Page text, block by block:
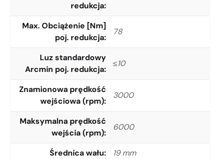
redukcja
Max. Obciążenie [Nm]
poj. redukcja
78
Luz standardowy
Arcmin poj. redukcja
≤10
Znamionowa prędkość
wejściowa (rpm)
3000
Maksymalna prędkość
wejścia (rpm)
6000
Średnica wału
19 mm